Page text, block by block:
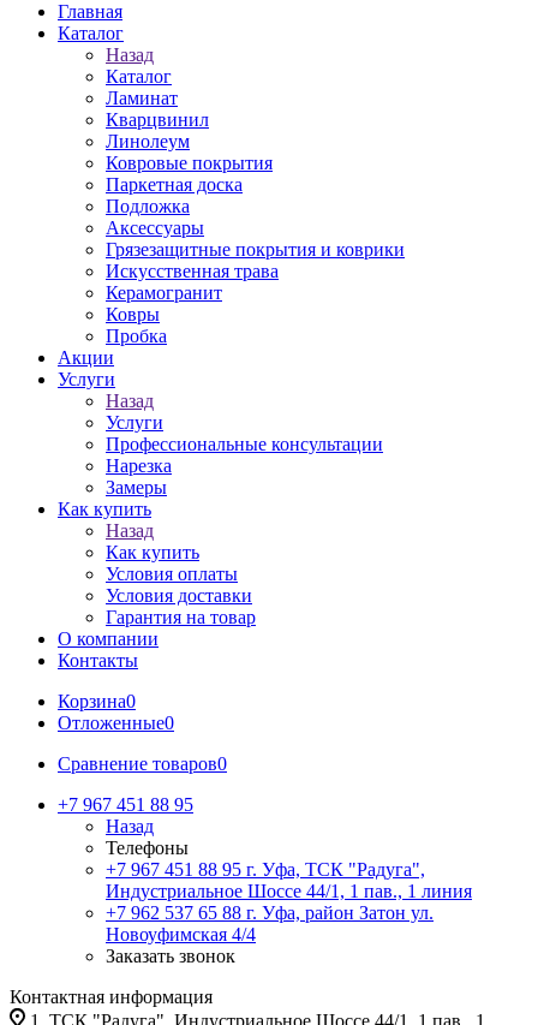
Главная
Каталог
Назад
Каталог
Ламинат
Кварцвинил
Линолеум
Ковровые покрытия
Паркетная доска
Подложка
Аксессуары
Грязезащитные покрытия и коврики
Искусственная трава
Керамогранит
Ковры
Пробка
Акции
Услуги
Назад
Услуги
Профессиональные консультации
Нарезка
Замеры
Как купить
Назад
Как купить
Условия оплаты
Условия доставки
Гарантия на товар
О компании
Контакты
Корзина0
Отложенные0
Сравнение товаров0
+7 967 451 88 95
Назад
Телефоны
+7 967 451 88 95 г. Уфа, ТСК "Радуга",
Индустриальное Шоссе 44/1, 1 пав., 1 линия
+7 962 537 65 88 г. Уфа, район Затон ул.
Новоуфимская 4/4
Заказать звонок
Контактная информация
1. ТСК "Радуга", Индустриальное Шоссе 44/1, 1 пав., 1